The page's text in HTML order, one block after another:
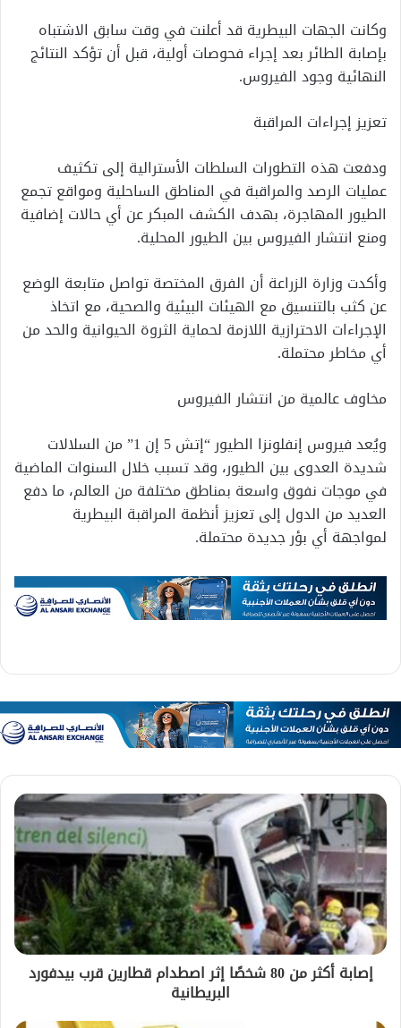
وكانت الجهات البيطرية قد أعلنت في وقت سابق الاشتباه
بإصابة الطائر بعد إجراء فحوصات أولية، قبل أن تؤكد النتائج
النهائية وجود الفيروس.
تعزيز إجراءات المراقبة
ودفعت هذه التطورات السلطات الأسترالية إلى تكثيف
عمليات الرصد والمراقبة في المناطق الساحلية ومواقع تجمع
الطيور المهاجرة، بهدف الكشف المبكر عن أي حالات إضافية
ومنع انتشار الفيروس بين الطيور المحلية.
وأكدت وزارة الزراعة أن الفرق المختصة تواصل متابعة الوضع
عن كثب بالتنسيق مع الهيئات البيئية والصحية، مع اتخاذ
الإجراءات الاحترازية اللازمة لحماية الثروة الحيوانية والحد من
أي مخاطر محتملة.
مخاوف عالمية من انتشار الفيروس
ويُعد فيروس إنفلونزا الطيور “إتش 5 إن 1” من السلالات
شديدة العدوى بين الطيور، وقد تسبب خلال السنوات الماضية
في موجات نفوق واسعة بمناطق مختلفة من العالم، ما دفع
العديد من الدول إلى تعزيز أنظمة المراقبة البيطرية
لمواجهة أي بؤر جديدة محتملة.
إصابة أكثر من 80 شخصًا إثر اصطدام قطارين قرب بيدفورد
البريطانية